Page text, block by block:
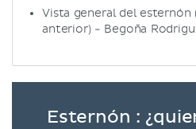
Vista general del esternón
anterior) - Begoña
Esternón :